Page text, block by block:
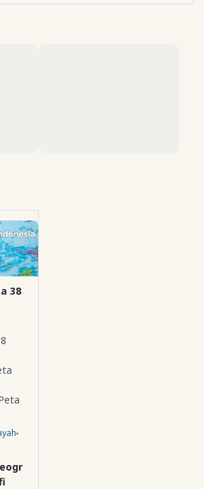
38